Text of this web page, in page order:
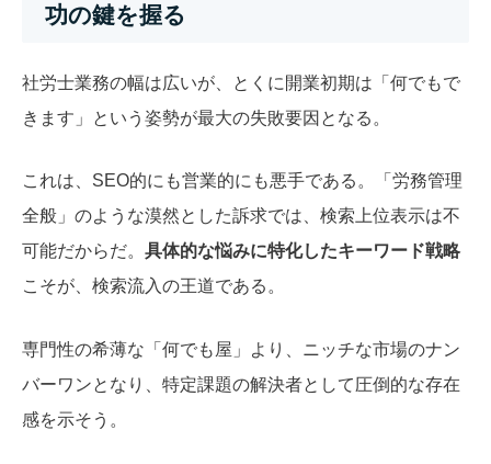
功の鍵を握る
社労士業務の幅は広いが、とくに開業初期は「何でもで
きます」という姿勢が最大の失敗要因となる。
これは、SEO的にも営業的にも悪手である。「労務管理
全般」のような漠然とした訴求では、検索上位表示は不
可能だからだ。 具体的な悩みに特化したキーワード戦略
こそが、検索流入の王道である。
専門性の希薄な「何でも屋」より、ニッチな市場のナン
バーワンとなり、特定課題の解決者として圧倒的な存在
感を示そう。